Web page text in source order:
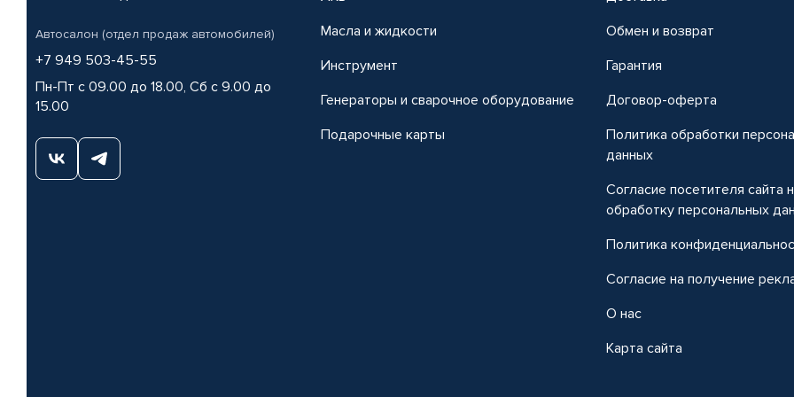
Автосалон (отдел продаж автомобилей)
+7 949 503-45-55
Пн-Пт с 09.00 до 18.00, Сб с 9.00 до
15.00
Масла и жидкости
Инструмент
Генераторы и сварочное оборудование
Подарочные карты
Обмен и возврат
Гарантия
Договор-оферта
Политика обработки
данных
Согласие посетителя сайта
обработку персональных
Политика
Согласие на получение
О нас
Карта сайта